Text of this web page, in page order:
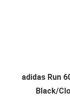
adidas Run
Black/